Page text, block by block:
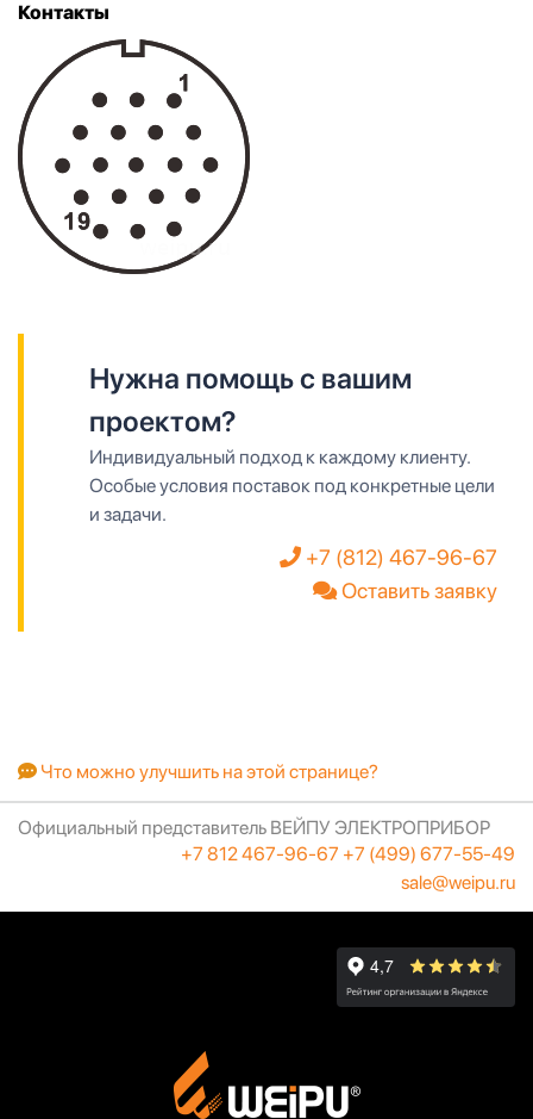
Контакты
Нужна помощь с вашим
проектом?
Индивидуальный подход к каждому клиенту.
Особые условия поставок под конкретные цели
и задачи.
+7 (812) 467-96-67
Оставить заявку
Что можно улучшить на этой странице?
Официальный представитель ВЕЙПУ ЭЛЕКТРОПРИБОР
+7 812 467-96-67 +7 (499) 677-55-49
sale@weipu.ru